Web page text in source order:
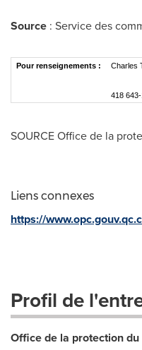
Source : Service des
Pour renseignements : Charles
418
SOURCE Office de la
Liens connexes
https://
Profil de
Office de la protection